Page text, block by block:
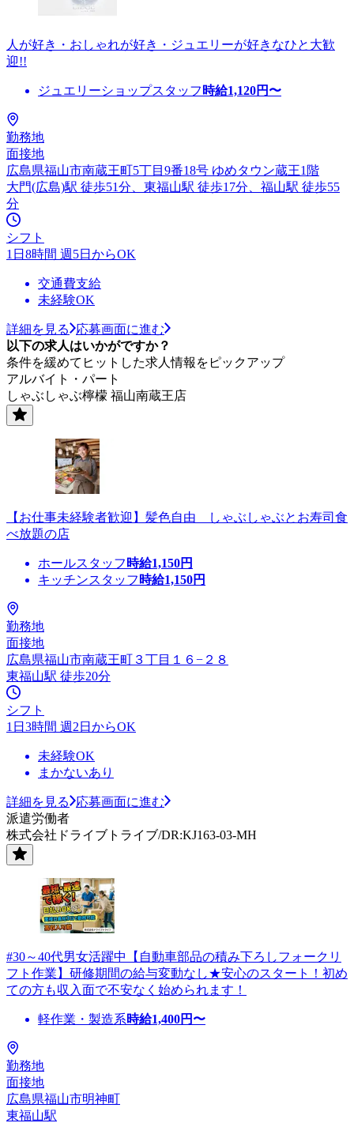
人が好き・おしゃれが好き・ジュエリーが好きなひと大歓
迎!!
ジュエリーショップスタッフ 時給1,120円〜
勤務地
面接地
広島県福山市南蔵王町5丁目9番18号 ゆめタウン蔵王1階
大門(広島)駅 徒歩51分、東福山駅 徒歩17分、福山駅 徒歩55
分
シフト
1日8時間 週5日からOK
交通費支給
未経験OK
詳細を見る
応募画面に進む
以下の求人はいかがですか？
条件を緩めてヒットした求人情報をピックアップ
アルバイト・パート
しゃぶしゃぶ檸檬 福山南蔵王店
【お仕事未経験者歓迎】髪色自由 しゃぶしゃぶとお寿司食
べ放題の店
ホールスタッフ 時給1,150円
キッチンスタッフ 時給1,150円
勤務地
面接地
広島県福山市南蔵王町３丁目１６−２８
東福山駅 徒歩20分
シフト
1日3時間 週2日からOK
未経験OK
まかないあり
詳細を見る
応募画面に進む
派遣労働者
株式会社ドライブトライブ/DR:KJ163-03-MH
#30～40代男女活躍中【自動車部品の積み下ろしフォークリ
フト作業】研修期間の給与変動なし★安心のスタート！初め
ての方も収入面で不安なく始められます！
軽作業・製造系時給1,400円〜
勤務地
面接地
広島県福山市明神町
東福山駅